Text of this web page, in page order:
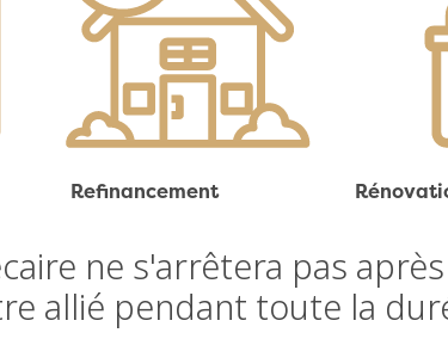
Refinancement
ne s'arrêtera pas
allié pendant toute la